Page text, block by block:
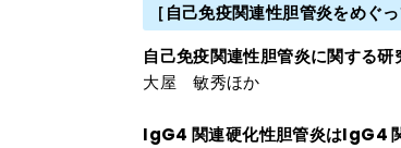
［自己免疫関連性胆管炎をめぐっ
自己免疫関連性胆管炎に関する研
大屋 敏秀ほか
IgG4 関連硬化性胆管炎はIgG4